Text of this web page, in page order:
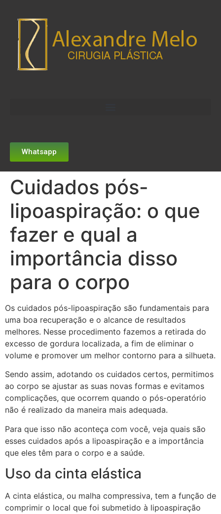
Whatsapp
Cuidados pós-
lipoaspiração: o que
fazer e qual a
importância disso
para o corpo
Os cuidados pós-lipoaspiração são fundamentais para
uma boa recuperação e o alcance de resultados
melhores. Nesse procedimento fazemos a retirada do
excesso de gordura localizada, a fim de eliminar o
volume e promover um melhor contorno para a silhueta.
Sendo assim, adotando os cuidados certos, permitimos
ao corpo se ajustar as suas novas formas e evitamos
complicações, que ocorrem quando o pós-operatório
não é realizado da maneira mais adequada.
Para que isso não aconteça com você, veja quais são
esses cuidados após a lipoaspiração e a importância
que eles têm para o corpo e a saúde.
Uso da cinta elástica
A cinta elástica, ou malha compressiva, tem a função de
comprimir o local que foi submetido à lipoaspiração